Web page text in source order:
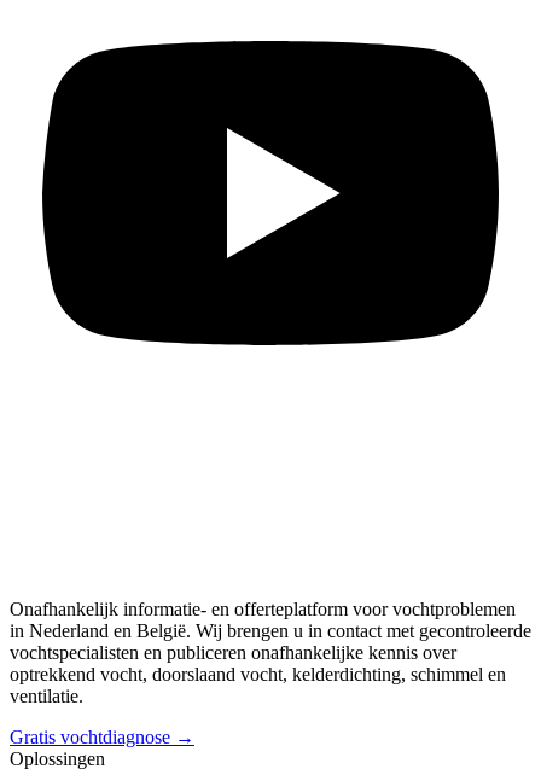
Onafhankelijk informatie- en offerteplatform voor vochtproblemen
in Nederland en België. Wij brengen u in contact met gecontroleerde
vochtspecialisten en publiceren onafhankelijke kennis over
optrekkend vocht, doorslaand vocht, kelderdichting, schimmel en
ventilatie.
Gratis vochtdiagnose →
Oplossingen